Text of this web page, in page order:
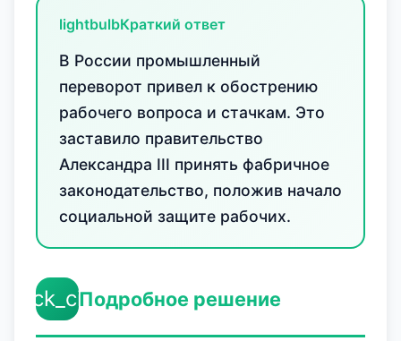
lightbulbКраткий ответ
В России промышленный
переворот привел к обострению
рабочего вопроса и стачкам. Это
заставило правительство
Александра III принять фабричное
законодательство, положив начало
социальной защите рабочих.
Подробное решение